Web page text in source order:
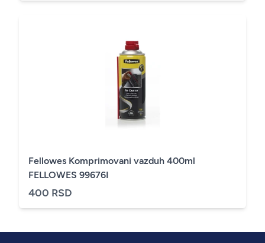
Fellowes Komprimovani vazduh 400ml
FELLOWES 99676I
400 RSD